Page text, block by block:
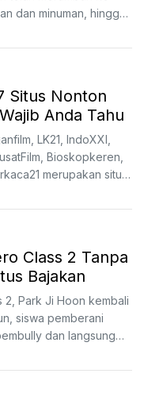
dan minuman, hingga
Situs Nonton
Anda Tahu
LK21, IndoXXI,
Bioskopkeren,
merupakan situs
Class 2 Tanpa
Bajakan
2, Park Ji Hoon kembali
siswa pemberani
dan langsung